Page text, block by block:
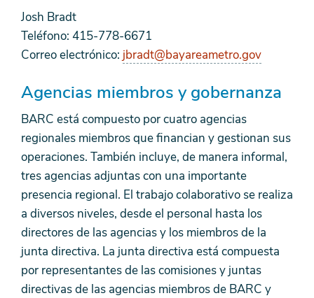
Josh Bradt
Teléfono: 415-778-6671
Correo electrónico: jbradt@bayareametro.gov
Agencias miembros y gobernanza
BARC está compuesto por cuatro agencias
regionales miembros que financian y gestionan sus
operaciones. También incluye, de manera informal,
tres agencias adjuntas con una importante
presencia regional. El trabajo colaborativo se realiza
a diversos niveles, desde el personal hasta los
directores de las agencias y los miembros de la
junta directiva. La junta directiva está compuesta
por representantes de las comisiones y juntas
directivas de las agencias miembros de BARC y